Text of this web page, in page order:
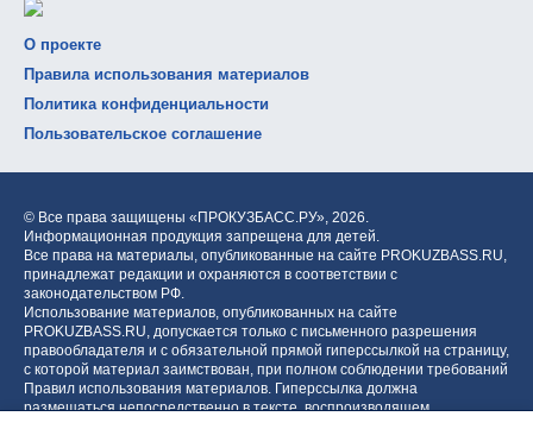
О проекте
Правила использования материалов
Политика конфиденциальности
Пользовательское соглашение
© Все права защищены «ПРОКУЗБАСС.РУ», 2026.
Информационная продукция запрещена для детей.
Все права на материалы, опубликованные на сайте PROKUZBASS.RU,
принадлежат редакции и охраняются в соответствии с
законодательством РФ.
Использование материалов, опубликованных на сайте
PROKUZBASS.RU, допускается только с письменного разрешения
правообладателя и с обязательной прямой гиперссылкой на страницу,
с которой материал заимствован, при полном соблюдении требований
Правил использования материалов. Гиперссылка должна
размещаться непосредственно в тексте, воспроизводящем